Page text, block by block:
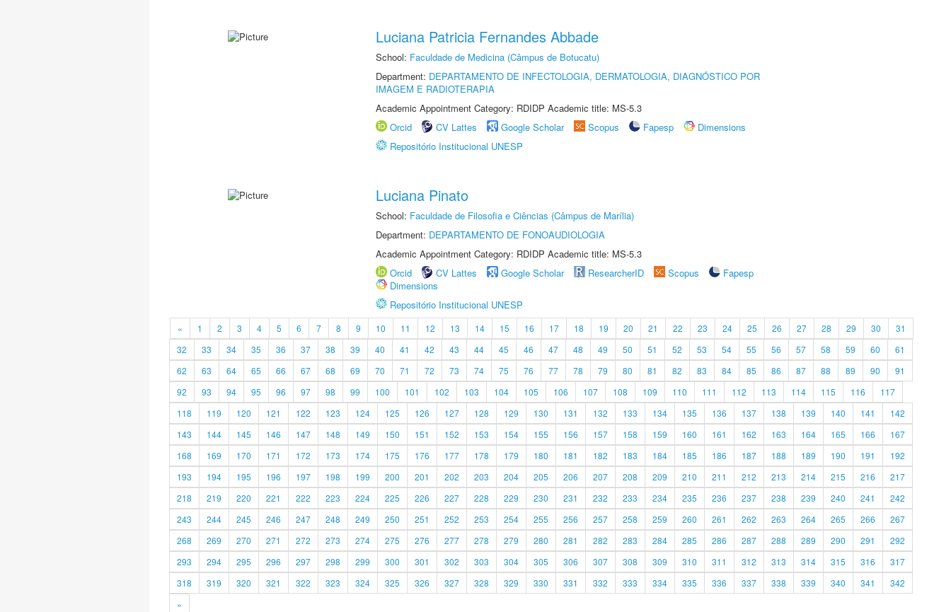
Luciana Patricia Fernandes Abbade
School: Faculdade de Medicina (Câmpus de Botucatu)
Department: DEPARTAMENTO DE INFECTOLOGIA, DERMATOLOGIA, DIAGNÓSTICO POR
IMAGEM E RADIOTERAPIA
Academic Appointment Category: RDIDP Academic title: MS-5.3
Orcid
CV Lattes Google Scholar Scopus Fapesp
Dimensions
Repositório Institucional UNESP
Luciana Pinato
School: Faculdade de Filosofia e Ciências (Câmpus de Marília)
Department: DEPARTAMENTO DE FONOAUDIOLOGIA
Academic Appointment Category: RDIDP Academic title: MS-5.3
Orcid
CV Lattes Google Scholar ResearcherID Scopus
Fapesp
Dimensions
Repositório Institucional UNESP
« 1 2 3 4 5 6 7 8 9 10 11 12 13 14 15 16 17 18 19 20 21 22 23 24 25 26 27 28 29 30
31
32
33 34 35 36 37 38 39 40 41 42 43 44 45 46 47 48 49 50 51 52 53 54 55 56 57 58 59 60
61
62
63 64 65 66 67 68 69 70 71 72 73 74 75 76 77 78 79 80 81 82 83 84 85 86 87 88 89 90
91
92
93 94 95 96 97 98 99 100 101 102 103 104 105 106 107 108 109 110 111 112 113 114 115 116
117
118
119 120 121 122 123 124 125 126 127 128 129 130 131 132 133 134 135 136 137 138 139 140 141
142
143
144 145 146 147 148 149 150 151 152 153 154 155 156 157 158 159 160 161 162 163 164 165 166
167
168
169 170 171 172 173 174 175 176 177 178 179 180 181 182 183 184 185 186 187 188 189 190 191
192
193
194 195 196 197 198 199 200 201 202 203 204 205 206 207 208 209 210 211 212 213 214 215 216
217
218
219 220 221 222 223 224 225 226 227 228 229 230 231 232 233 234 235 236 237 238 239 240 241
242
243
244 245 246 247 248 249 250 251 252 253 254 255 256 257 258 259 260 261 262 263 264 265 266
267
268
269 270 271 272 273 274 275 276 277 278 279 280 281 282 283 284 285 286 287 288 289 290 291
292
293
294 295 296 297 298 299 300 301 302 303 304 305 306 307 308 309 310 311 312 313 314 315 316
317
318
319 320 321 322 323 324 325 326 327 328 329 330 331 332 333 334 335 336 337 338 339 340 341
342
»